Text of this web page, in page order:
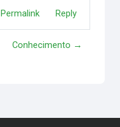
Permalink Reply
Conhecimento →